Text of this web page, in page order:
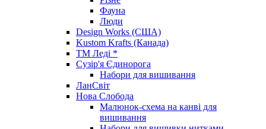
Фауна
Люди
Design Works (США)
Kustom Krafts (Канада)
ТМ Леді *
Сузір'я Єдинорога
Набори для вишивання
ЛанСвіт
Нова Слобода
Малюнок-схема на канві для
вишивання